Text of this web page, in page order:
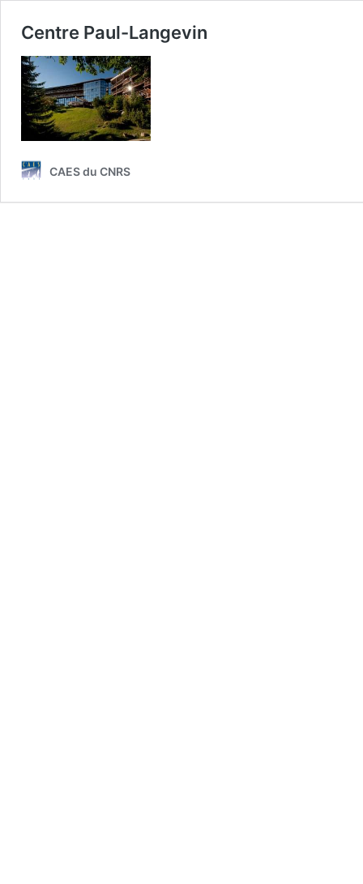
Centre Paul-Langevin
CAES du CNRS